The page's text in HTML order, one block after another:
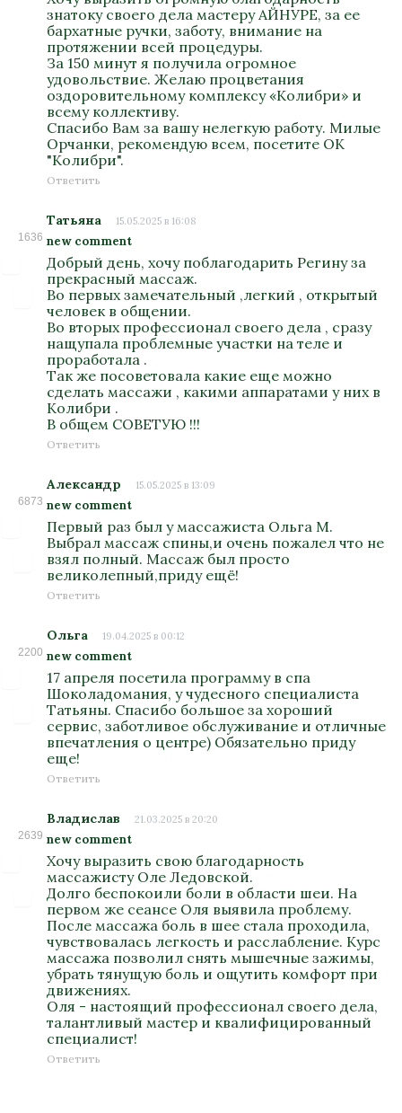
знатоку своего дела мастеру АЙНУРЕ, за ее
бархатные ручки, заботу, внимание на
протяжении всей процедуры.
За 150 минут я получила огромное
удовольствие. Желаю процветания
оздоровительному комплексу «Колибри» и
всему коллективу.
Спасибо Вам за вашу нелегкую работу. Милые
Орчанки, рекомендую всем, посетите ОК
"Колибри".
Ответить
1636
Татьяна 15.05.2025 в 16:08
new comment
Добрый день, хочу поблагодарить Регину за
прекрасный массаж.
Во первых замечательный ,легкий , открытый
человек в общении.
Во вторых профессионал своего дела , сразу
нащупала проблемные участки на теле и
проработала .
Так же посоветовала какие еще можно
сделать массажи , какими аппаратами у них в
Колибри .
В общем СОВЕТУЮ !!!
Ответить
6873
Александр 15.05.2025 в 13:09
new comment
Первый раз был у массажиста Ольга М.
Выбрал массаж спины,и очень пожалел что не
взял полный. Массаж был просто
великолепный,приду ещё!
Ответить
2200
Ольга 19.04.2025 в 00:12
new comment
17 апреля посетила программу в спа
Шоколадомания, у чудесного специалиста
Татьяны. Спасибо большое за хороший
сервис, заботливое обслуживание и отличные
впечатления о центре) Обязательно приду
еще!
Ответить
2639
Владислав 21.03.2025 в 20:20
new comment
Хочу выразить свою благодарность
массажисту Оле Ледовской.
Долго беспокоили боли в области шеи. На
первом же сеансе Оля выявила проблему.
После массажа боль в шее стала проходила,
чувствовалась легкость и расслабление. Курс
массажа позволил снять мышечные зажимы,
убрать тянущую боль и ощутить комфорт при
движениях.
Оля - настоящий профессионал своего дела,
талантливый мастер и квалифицированный
специалист!
Ответить